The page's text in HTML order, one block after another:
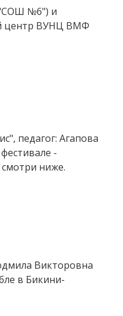
№6") и
центр ВУНЦ ВМФ
педагог: Агапова
-
смотри ниже.
Викторовна
в Бикини-